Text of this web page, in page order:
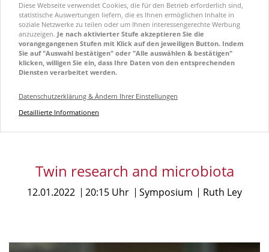
Diese Webseite verwendet Cookies, die für den Betrieb erforderlich sind,
statistische Auswertungen liefern, die es Ihnen ermöglichen Inhalte in
soziale Netzwerke zu teilen oder um Ihnen interessengerechte Werbung
anzuzeigen. Je nach aktivierter Stufe akzeptieren Sie die
vorangegangenen Stufen mit Klick auf den jeweiligen Button. Indem
Sie auf "Auswahl bestätigen" oder "Alle auswählen & bestätigen"
klicken, willigen Sie ein, dass Ihre Daten von den entsprechenden
Diensten verarbeitet werden.
Datenschutzerklärung & Ändern Ihrer Einstellungen
Detaillierte Informationen
Twin research and microbiota
12.01.2022 20:15 Uhr Symposium Ruth Ley